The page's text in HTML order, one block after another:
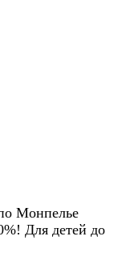
Монпелье
Для детей до